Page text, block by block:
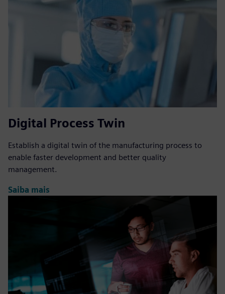
Digital Process Twin
Establish a digital twin of the manufacturing process to
enable faster development and better quality
management.
Saiba mais